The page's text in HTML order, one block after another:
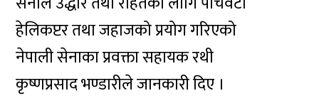
हेलिकप्टर तथा जहाजको प्रयोग गरिएको
नेपाली सेनाका प्रवक्ता सहायक रथी
कृष्णप्रसाद भण्डारीले जानकारी दिए ।